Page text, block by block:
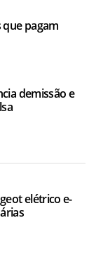
que pagam
demissão e
elétrico e-